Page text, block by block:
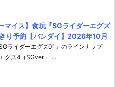
マイス】食玩『SGライダーエグズ
り予約【バンダイ】2026年10月
SGライダーエグズ01』のラインナップ
グズ4（SGver.） ...